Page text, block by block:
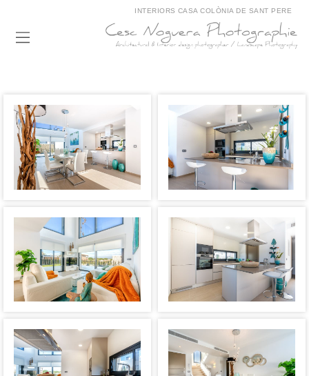
INTERIORS CASA COLÒNIA DE SANT PERE